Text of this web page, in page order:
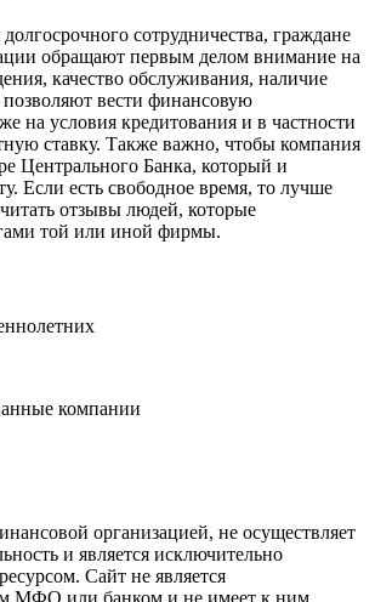
сотрудничества, граждане
обращают первым делом внимание на
качество обслуживания, наличие
вести финансовую
на условия кредитования и в частности
ставку. Также важно, чтобы компания
Центрального Банка, который и
Если есть свободное время, то лучше
отзывы людей, которые
той или иной фирмы.
компании
организацией, не осуществляет
и является исключительно
Сайт не является
МФО или банком и не имеет к ним